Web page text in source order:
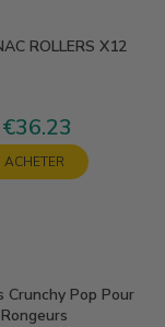
ROLLERS X12
Price
€36.23
ACHETER
Crunchy Pop Pour
Rongeurs